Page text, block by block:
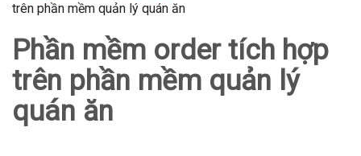
trên phần mềm quản lý quán ăn
Phần mềm order tích hợp
trên phần mềm quản lý
quán ăn